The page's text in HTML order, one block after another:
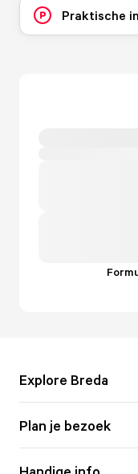
Praktische
Explore Breda
Plan je bezoek